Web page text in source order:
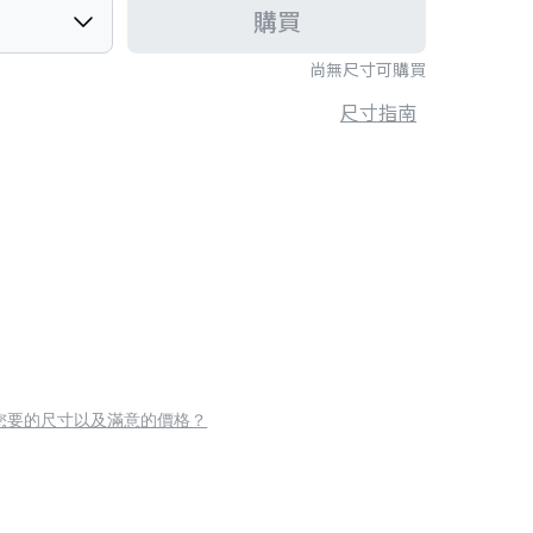
尚無尺寸可購買
購買
尺寸指南
要的尺寸以及滿意的價格？